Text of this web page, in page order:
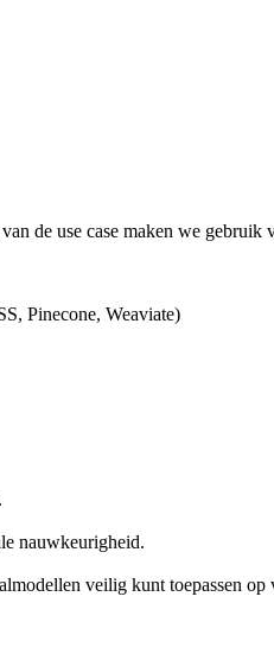
de use case maken we gebruik
Pinecone, Weaviate)
nauwkeurigheid.
veilig kunt toepassen